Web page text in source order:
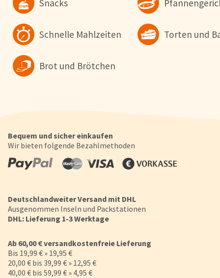
Snacks
Schnelle Mahlzeiten Torten und
Brot und Brötchen
Bequem und sicher einkaufen
Wir bieten folgende Bezahlmethoden
Deutschlandweiter Versand mit DHL
Ausgenommen Inseln und Packstationen
DHL: Lieferung 1-3 Werktage
Ab 60,00 € versandkostenfreie Lieferung
Bis 19,99 € » 19,95 €
20,00 € bis 39,99 € » 12,95 €
40,00 € bis 59,99 € » 4,95 €
Datenschutzerklärung
Alle
Konfigurieren